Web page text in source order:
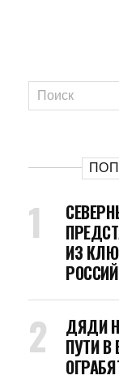
ИЗ
ДЯДИ
ПУТИ В